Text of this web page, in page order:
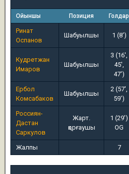
Ойыншы Позиция Голдар
Ринат
Оспанов
Шабуылшы 1 (8')
Кудретжан
Имаров
Шабуылшы
3 (16',
45',
47')
Ербол
Комсабаков
Шабуылшы
2 (57',
59')
Россиян-
Дастан
Саркулов
Жарт.
қорғаушы
1 (29')
OG
Жалпы 7